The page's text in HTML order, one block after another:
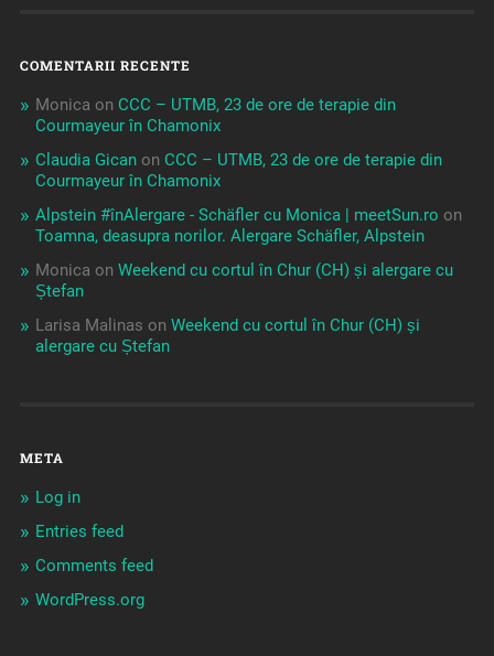
COMENTARII RECENTE
Monica on CCC – UTMB, 23 de ore de terapie din
Courmayeur în Chamonix
Claudia Gicanon CCC – UTMB, 23 de ore de terapie din
Courmayeur în Chamonix
Alpstein #înAlergare - Schäfler cu Monica | meetSun.ro on
Toamna, deasupra norilor. Alergare Schäfler, Alpstein
Monica on Weekend cu cortul în Chur (CH) și alergare cu
Ștefan
Larisa Malinas on Weekend cu cortul în Chur (CH) și
alergare cu Ștefan
META
Log in
Entries feed
Comments feed
WordPress.org